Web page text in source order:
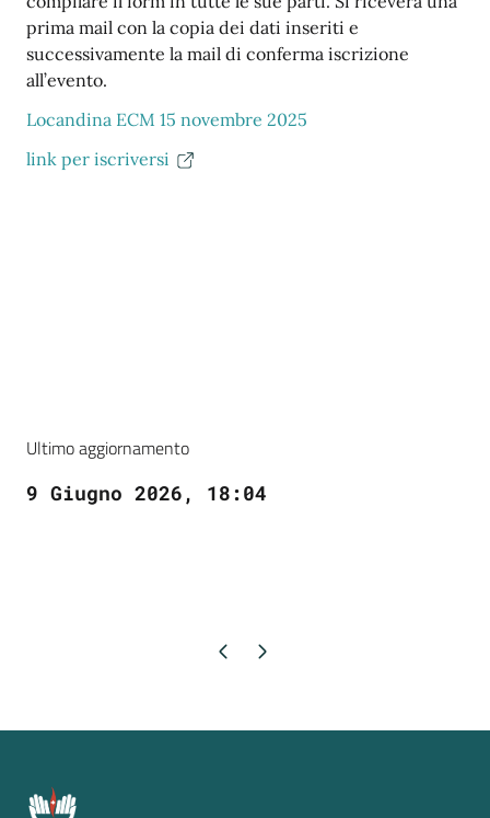
prima mail con la copia dei dati inseriti e
successivamente la mail di conferma iscrizione
all’evento.
Locandina ECM 15 novembre 2025
link per iscriversi
Ultimo aggiornamento
9 Giugno 2026, 18:04
Pagina precedente
Pagina successiva